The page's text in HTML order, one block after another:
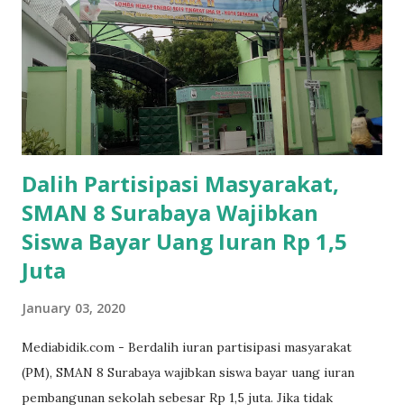
Dalih Partisipasi Masyarakat,
SMAN 8 Surabaya Wajibkan
Siswa Bayar Uang Iuran Rp 1,5
Juta
January 03, 2020
Mediabidik.com - Berdalih iuran partisipasi masyarakat
(PM), SMAN 8 Surabaya wajibkan siswa bayar uang iuran
pembangunan sekolah sebesar Rp 1,5 juta. Jika tidak